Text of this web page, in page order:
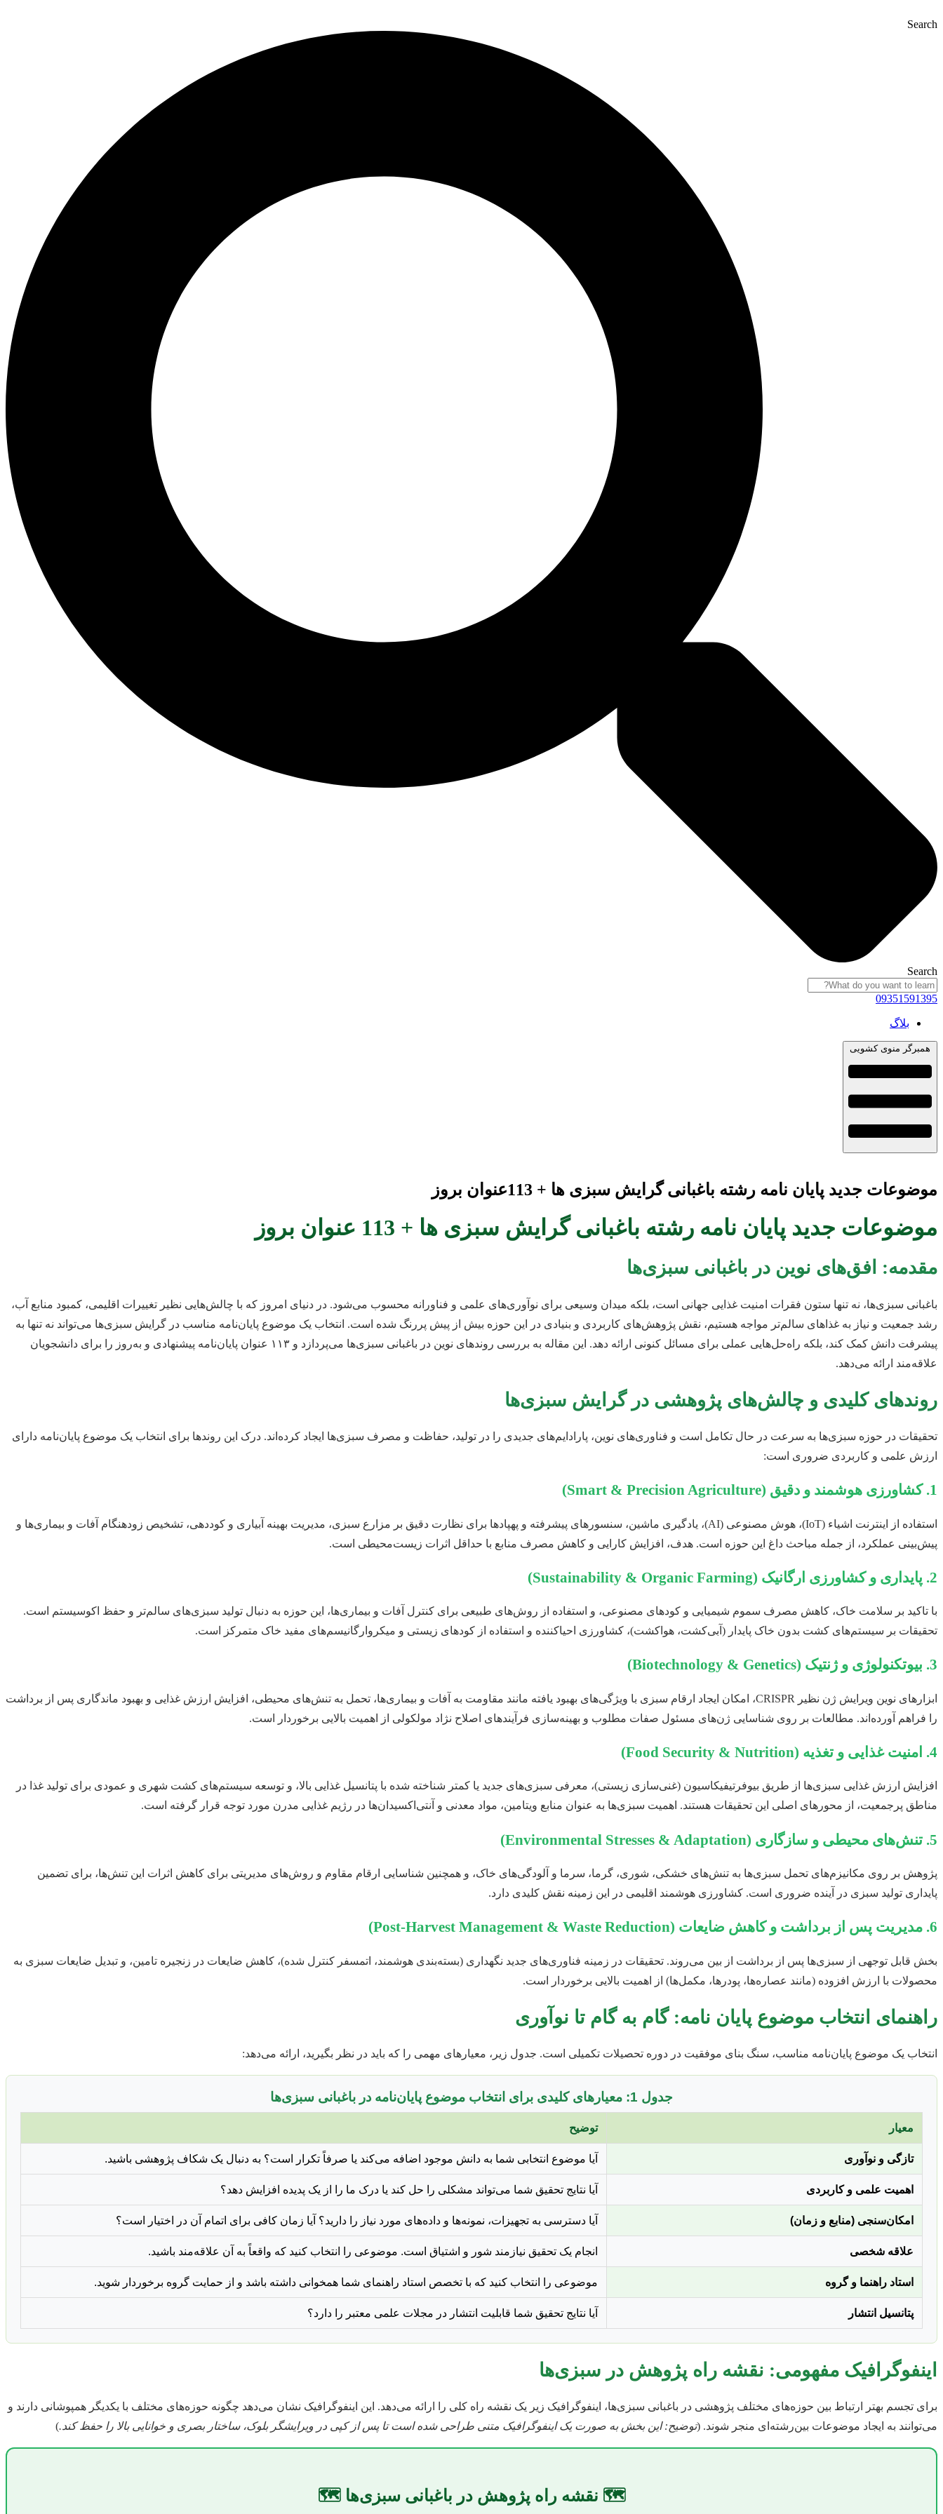
Search
Search
09351591395
بلاگ
همبرگر منوی کشویی
موضوعات جدید پایان نامه رشته باغبانی گرایش سبزی ها + 113عنوان بروز
موضوعات جدید پایان نامه رشته باغبانی گرایش سبزی ها + 113 عنوان بروز
مقدمه: افق‌های نوین در باغبانی سبزی‌ها
باغبانی سبزی‌ها، نه تنها ستون فقرات امنیت غذایی جهانی است، بلکه میدان وسیعی برای نوآوری‌های علمی و فناورانه محسوب می‌شود. در دنیای امروز که با چالش‌هایی نظیر تغییرات اقلیمی، کمبود منابع آب،
رشد جمعیت و نیاز به غذاهای سالم‌تر مواجه هستیم، نقش پژوهش‌های کاربردی و بنیادی در این حوزه بیش از پیش پررنگ شده است. انتخاب یک موضوع پایان‌نامه مناسب در گرایش سبزی‌ها می‌تواند نه تنها به
پیشرفت دانش کمک کند، بلکه راه‌حل‌هایی عملی برای مسائل کنونی ارائه دهد. این مقاله به بررسی روندهای نوین در باغبانی سبزی‌ها می‌پردازد و ۱۱۳ عنوان پایان‌نامه پیشنهادی و به‌روز را برای دانشجویان
علاقه‌مند ارائه می‌دهد.
روندهای کلیدی و چالش‌های پژوهشی در گرایش سبزی‌ها
تحقیقات در حوزه سبزی‌ها به سرعت در حال تکامل است و فناوری‌های نوین، پارادایم‌های جدیدی را در تولید، حفاظت و مصرف سبزی‌ها ایجاد کرده‌اند. درک این روندها برای انتخاب یک موضوع پایان‌نامه دارای
ارزش علمی و کاربردی ضروری است:
1. کشاورزی هوشمند و دقیق (Smart & Precision Agriculture)
استفاده از اینترنت اشیاء (IoT)، هوش مصنوعی (AI)، یادگیری ماشین، سنسورهای پیشرفته و پهپادها برای نظارت دقیق بر مزارع سبزی، مدیریت بهینه آبیاری و کوددهی، تشخیص زودهنگام آفات و بیماری‌ها و
پیش‌بینی عملکرد، از جمله مباحث داغ این حوزه است. هدف، افزایش کارایی و کاهش مصرف منابع با حداقل اثرات زیست‌محیطی است.
2. پایداری و کشاورزی ارگانیک (Sustainability & Organic Farming)
با تاکید بر سلامت خاک، کاهش مصرف سموم شیمیایی و کودهای مصنوعی، و استفاده از روش‌های طبیعی برای کنترل آفات و بیماری‌ها، این حوزه به دنبال تولید سبزی‌های سالم‌تر و حفظ اکوسیستم است.
تحقیقات بر سیستم‌های کشت بدون خاک پایدار (آبی‌کشت، هواکشت)، کشاورزی احیاکننده و استفاده از کودهای زیستی و میکروارگانیسم‌های مفید خاک متمرکز است.
3. بیوتکنولوژی و ژنتیک (Biotechnology & Genetics)
ابزارهای نوین ویرایش ژن نظیر CRISPR، امکان ایجاد ارقام سبزی با ویژگی‌های بهبود یافته مانند مقاومت به آفات و بیماری‌ها، تحمل به تنش‌های محیطی، افزایش ارزش غذایی و بهبود ماندگاری پس از برداشت
را فراهم آورده‌اند. مطالعات بر روی شناسایی ژن‌های مسئول صفات مطلوب و بهینه‌سازی فرآیندهای اصلاح نژاد مولکولی از اهمیت بالایی برخوردار است.
4. امنیت غذایی و تغذیه (Food Security & Nutrition)
افزایش ارزش غذایی سبزی‌ها از طریق بیو‌فرتیفیکاسیون (غنی‌سازی زیستی)، معرفی سبزی‌های جدید یا کمتر شناخته شده با پتانسیل غذایی بالا، و توسعه سیستم‌های کشت شهری و عمودی برای تولید غذا در
مناطق پرجمعیت، از محورهای اصلی این تحقیقات هستند. اهمیت سبزی‌ها به عنوان منابع ویتامین، مواد معدنی و آنتی‌اکسیدان‌ها در رژیم غذایی مدرن مورد توجه قرار گرفته است.
5. تنش‌های محیطی و سازگاری (Environmental Stresses & Adaptation)
پژوهش بر روی مکانیزم‌های تحمل سبزی‌ها به تنش‌های خشکی، شوری، گرما، سرما و آلودگی‌های خاک، و همچنین شناسایی ارقام مقاوم و روش‌های مدیریتی برای کاهش اثرات این تنش‌ها، برای تضمین
پایداری تولید سبزی در آینده ضروری است. کشاورزی هوشمند اقلیمی در این زمینه نقش کلیدی دارد.
6. مدیریت پس از برداشت و کاهش ضایعات (Post-Harvest Management & Waste Reduction)
بخش قابل توجهی از سبزی‌ها پس از برداشت از بین می‌روند. تحقیقات در زمینه فناوری‌های جدید نگهداری (بسته‌بندی هوشمند، اتمسفر کنترل شده)، کاهش ضایعات در زنجیره تامین، و تبدیل ضایعات سبزی به
محصولات با ارزش افزوده (مانند عصاره‌ها، پودرها، مکمل‌ها) از اهمیت بالایی برخوردار است.
راهنمای انتخاب موضوع پایان نامه: گام به گام تا نوآوری
انتخاب یک موضوع پایان‌نامه مناسب، سنگ بنای موفقیت در دوره تحصیلات تکمیلی است. جدول زیر، معیارهای مهمی را که باید در نظر بگیرید، ارائه می‌دهد:
جدول 1: معیارهای کلیدی برای انتخاب موضوع پایان‌نامه در باغبانی سبزی‌ها
معیار توضیح
تازگی و نوآوری آیا موضوع انتخابی شما به دانش موجود اضافه می‌کند یا صرفاً تکرار است؟ به دنبال یک شکاف پژوهشی باشید.
اهمیت علمی و کاربردی آیا نتایج تحقیق شما می‌تواند مشکلی را حل کند یا درک ما را از یک پدیده افزایش دهد؟
امکان‌سنجی (منابع و زمان) آیا دسترسی به تجهیزات، نمونه‌ها و داده‌های مورد نیاز را دارید؟ آیا زمان کافی برای اتمام آن در اختیار است؟
علاقه شخصی انجام یک تحقیق نیازمند شور و اشتیاق است. موضوعی را انتخاب کنید که واقعاً به آن علاقه‌مند باشید.
استاد راهنما و گروه موضوعی را انتخاب کنید که با تخصص استاد راهنمای شما همخوانی داشته باشد و از حمایت گروه برخوردار شوید.
پتانسیل انتشار آیا نتایج تحقیق شما قابلیت انتشار در مجلات علمی معتبر را دارد؟
اینفوگرافیک مفهومی: نقشه راه پژوهش در سبزی‌ها
برای تجسم بهتر ارتباط بین حوزه‌های مختلف پژوهشی در باغبانی سبزی‌ها، اینفوگرافیک زیر یک نقشه راه کلی را ارائه می‌دهد. این اینفوگرافیک نشان می‌دهد چگونه حوزه‌های مختلف با یکدیگر همپوشانی دارند و
می‌توانند به ایجاد موضوعات بین‌رشته‌ای منجر شوند. (توضیح: این بخش به صورت یک اینفوگرافیک متنی طراحی شده است تا پس از کپی در ویرایشگر بلوک، ساختار بصری و خوانایی بالا را حفظ کند.)
🗺️ نقشه راه پژوهش در باغبانی سبزی‌ها 🗺️